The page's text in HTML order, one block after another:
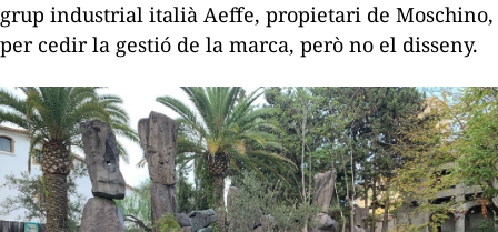
grup industrial italià Aeffe, propietari de Moschino,
per cedir la gestió de la marca, però no el disseny.